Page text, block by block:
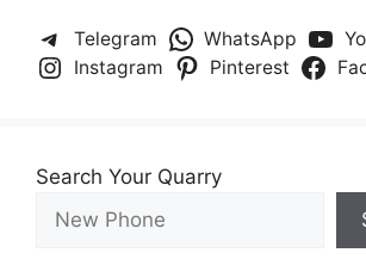
Telegram WhatsApp
Instagram
Pinterest
Search Your Quarry